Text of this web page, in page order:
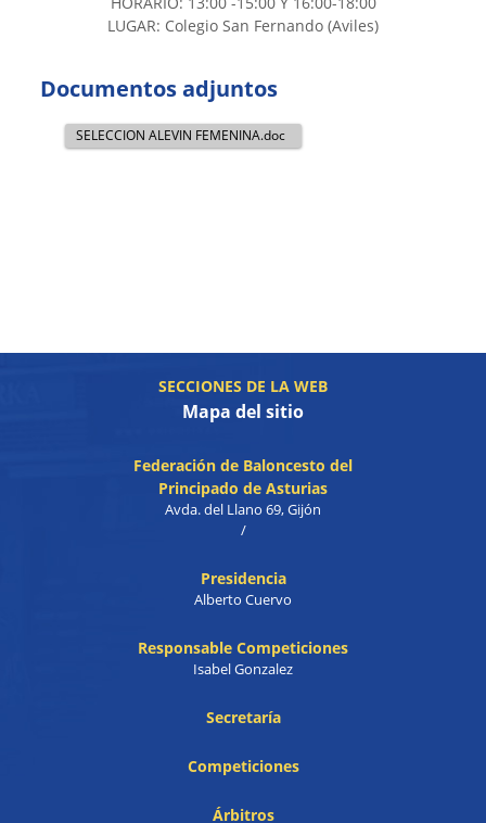
LUGAR: Colegio San Fernando (Aviles)
Documentos adjuntos
SELECCION ALEVIN FEMENINA.doc
SECCIONES DE LA WEB
Mapa del sitio
Federación de Baloncesto del
Principado de Asturias
Avda. del Llano 69, Gijón
/
Presidencia
Alberto Cuervo
Responsable Competiciones
Isabel Gonzalez
Secretaría
Competiciones
Árbitros